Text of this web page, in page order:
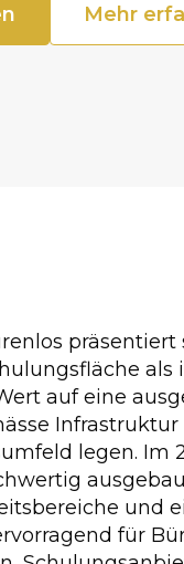
Mehr
präsentiert
als
auf eine
Infrastruktur
legen. Im
und
für